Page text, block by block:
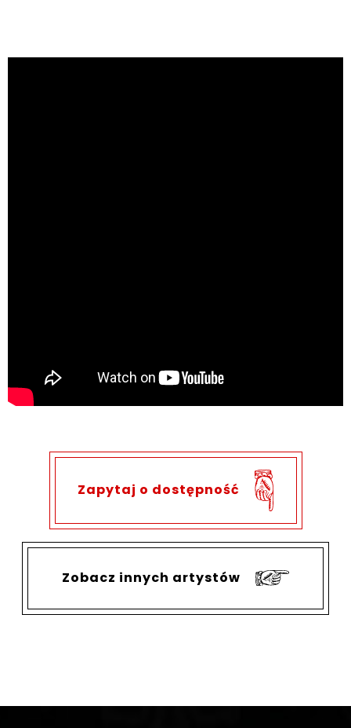
Zapytaj o dostępność
Zobacz innych artystów